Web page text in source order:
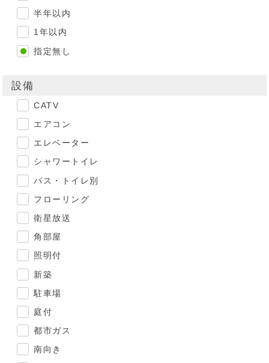
半年以内
1年以内
指定無し
設備
CATV
エアコン
エレベーター
シャワートイレ
バス・トイレ別
フローリング
衛星放送
角部屋
照明付
新築
駐車場
庭付
都市ガス
南向き